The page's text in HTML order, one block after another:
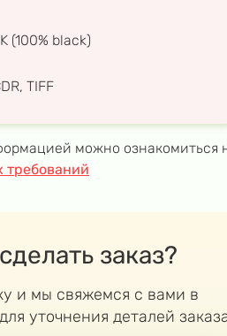
(100% black)
TIFF
можно ознакомиться
требований
заказ?
и мы свяжемся с вами в
уточнения деталей